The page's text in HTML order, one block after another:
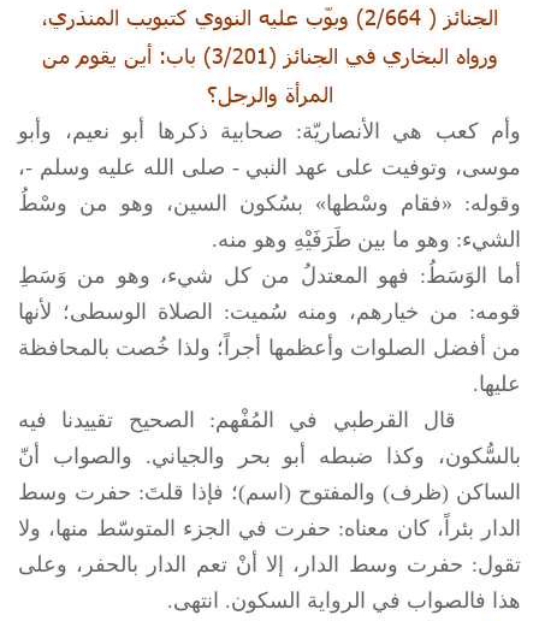
الجنائز ( 2/664) وبوّب عليه النووي كتبويب المنذري،
ورواه البخاري في الجنائز (3/201) باب: أين يقوم من
المرأة والرجل؟
وأم كعب هي الأنصاريّة: صحابية ذكرها أبو نعيم، وأبو
موسى، وتوفيت على عهد النبي - صلى الله عليه وسلم -،
وقوله: «فقام وسْطها» بسُكون السين، وهو من وسْطُ
الشيء: وهو ما بين طَرَفَيْهِ وهو منه.
أما الوَسَطُ: فهو المعتدلُ من كل شيء، وهو من وَسَطِ
قومه: من خيارهم، ومنه سُميت: الصلاة الوسطى؛ لأنها
من أفضل الصلوات وأعظمها أجراً؛ ولذا خُصت بالمحافظة
عليها.
قال القرطبي في المُفْهم: الصحيح تقييدنا فيه
بالسُّكون، وكذا ضبطه أبو بحر والجياني. والصواب أنّ
الساكن (ظرف) والمفتوح (اسم)؛ فإذا قلتَ: حفرت وسط
الدار بئراً، كان معناه: حفرت في الجزء المتوسّط منها، ولا
تقول: حفرت وسط الدار، إلا أنْ تعم الدار بالحفر، وعلى
هذا فالصواب في الرواية السكون. انتهى.